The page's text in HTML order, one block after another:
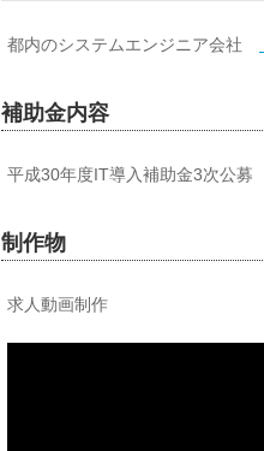
都内のシステムエンジニア会社
補助金内容
平成30年度IT導入補助金3次公募
制作物
求人動画制作